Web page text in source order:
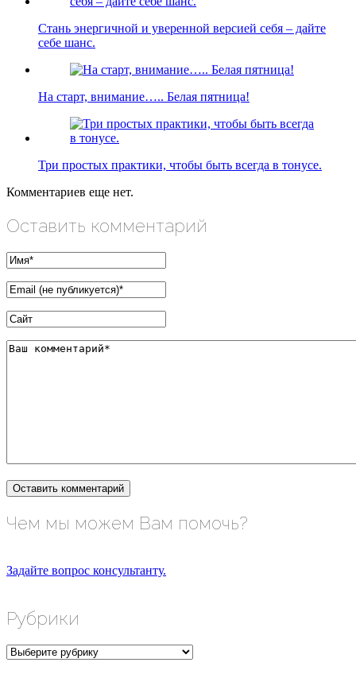
Стань энергичной и уверенной версией себя – дайте
себе шанс.
На старт, внимание….. Белая пятница!
Три простых практики, чтобы быть всегда в тонусе.
Комментариев еще нет.
Оставить комментарий
Чем мы можем Вам помочь?
Задайте вопрос консультанту.
Рубрики
Рубрики